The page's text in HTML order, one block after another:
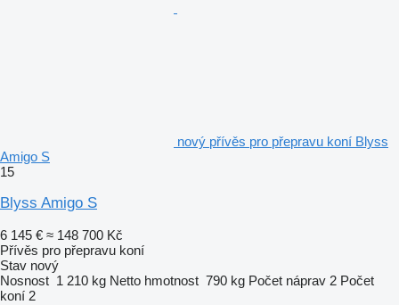
nový přívěs pro přepravu koní Blyss
Amigo S
15
Blyss Amigo S
6 145 € ≈ 148 700 Kč
Přívěs pro přepravu koní
Stav nový
Nosnost 1 210 kg Netto hmotnost 790 kg Počet náprav 2 Počet
koní 2